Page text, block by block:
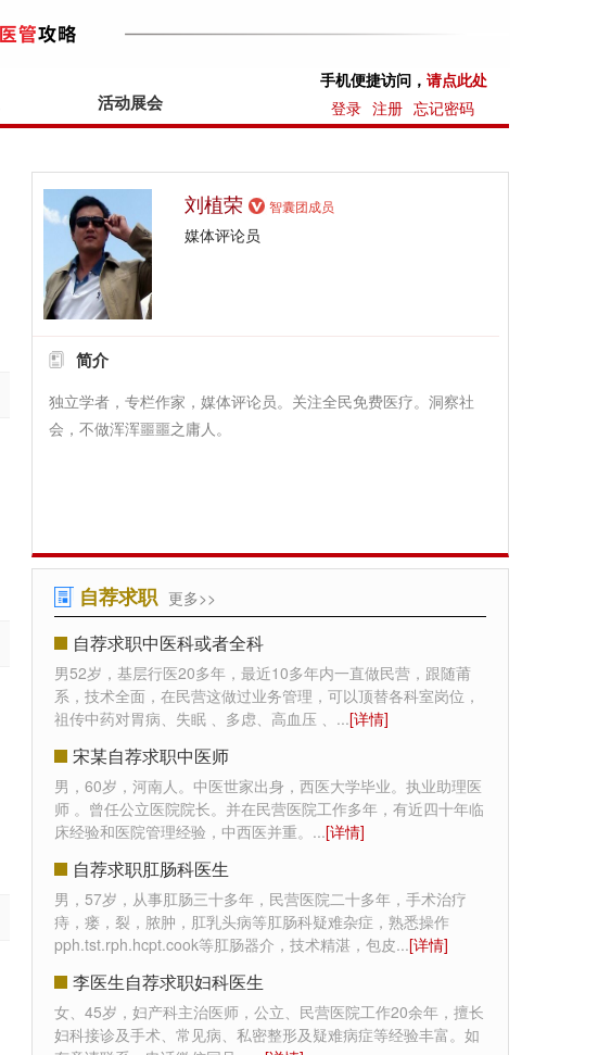
活动展会
手机便捷访问， 请点此处
登录 注册 忘记密码
刘植荣 智囊团成员
媒体评论员
简介
独立学者，专栏作家，媒体评论员。关注全民免费医疗。洞察社
会，不做浑浑噩噩之庸人。
自荐求职 更多>>
自荐求职中医科或者全科
男52岁，基层行医20多年，最近10多年内一直做民营，跟随莆
系，技术全面，在民营这做过业务管理，可以顶替各科室岗位，
祖传中药对胃病、失眠 、多虑、高血压 、 ...[详情]
宋某自荐求职中医师
男，60岁，河南人。中医世家出身，西医大学毕业。执业助理医
师 。曾任公立医院院长。并在民营医院工作多年，有近四十年临
床经验和医院管理经验，中西医并重。 ...[详情]
自荐求职肛肠科医生
男，57岁，从事肛肠三十多年，民营医院二十多年，手术治疗
痔，瘘，裂，脓肿，肛乳头病等肛肠科疑难杂症，熟悉操作
pph.tst.rph.hcpt.cook等肛肠器介，技术精湛，包皮...[详情]
李医生自荐求职妇科医生
女、45岁，妇产科主治医师，公立、民营医院工作20余年，擅长
妇科接诊及手术、常见病、私密整形及疑难病症等经验丰富。如